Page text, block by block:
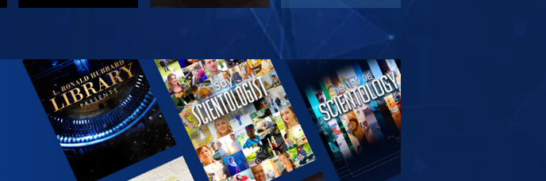
VE
EXPLORA LAS
SERIES